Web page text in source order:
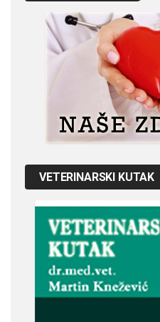
VETERINARSKI KUTAK